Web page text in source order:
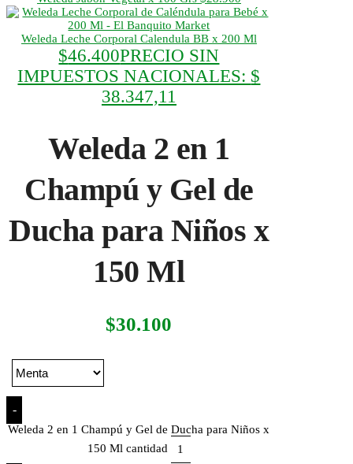
Weleda Leche Corporal Calendula BB x 200 Ml
$46.400PRECIO SIN
IMPUESTOS NACIONALES: $
38.347,11
Weleda 2 en 1
Champú y Gel de
Ducha para Niños x
150 Ml
$30.100
-
Weleda 2 en 1 Champú y Gel de Ducha para Niños x
150 Ml cantidad